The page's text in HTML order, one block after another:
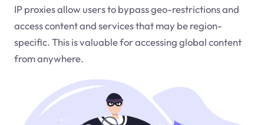
IP proxies allow users to bypass geo-restrictions and
access content and services that may be region-
specific. This is valuable for accessing global content
from anywhere.